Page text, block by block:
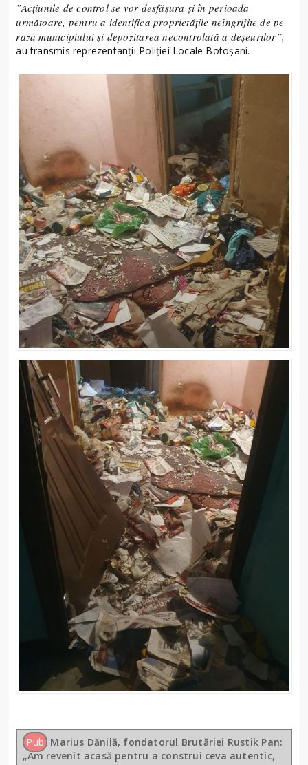
”Acțiunile de control se vor desfășura și în perioada
următoare, pentru a identifica proprietățile neîngrijite de pe
raza municipiului și depozitarea necontrolată a deșeurilor”,
au transmis reprezentanții Poliției Locale Botoșani.
Pub Marius Dănilă, fondatorul Brutăriei Rustik Pan:
„Am revenit acasă pentru a construi ceva autentic,